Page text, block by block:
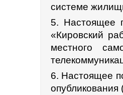
системе
5. Настоящее
«Кировский
местного
6. Настоящее
опубликования